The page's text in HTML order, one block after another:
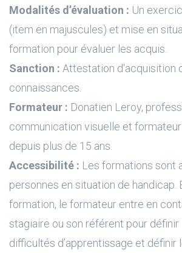
Modalités d’évaluation : Un
(item en majuscules) et mise en
formation pour évaluer les acquis.
Sanction : Attestation d'acquisition
connaissances.
Formateur : Donatien Leroy,
communication visuelle et
depuis plus de 15 ans.
Accessibilité : Les formations sont
personnes en situation de handicap.
formation, le formateur entre en
stagiaire ou son référent pour définir
difficultés d’apprentissage et définir